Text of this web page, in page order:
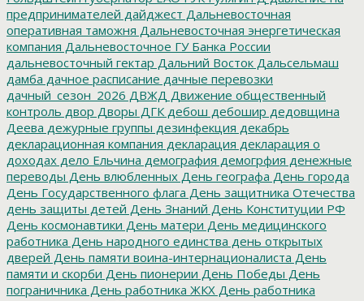
предпринимателей дайджест Дальневосточная
оперативная таможня Дальневосточная энергетическая
компания Дальневосточное ГУ Банка России
дальневосточный гектар Дальний Восток Дальсельмаш
дамба дачное расписание дачные перевозки
дачный_сезон_2026 ДВЖД Движение общественный
контроль двор Дворы ДГКдебош дебошир дедовщина
Деева дежурные группы дезинфекция декабрь
декларационная компания декларация декларация о
доходах дело Ельчина демография демогрфия денежные
переводы День влюбленных День географа День города
День Государственного флага День защитника Отечества
день защиты детей День Знаний День Конституции РФ
День космонавтики День матери День медицинского
работника День народного единства день открытых
дверей День памяти воина-интернационалиста День
памяти и скорби День пионерии День Победы День
пограничника День работника ЖКХ День работника